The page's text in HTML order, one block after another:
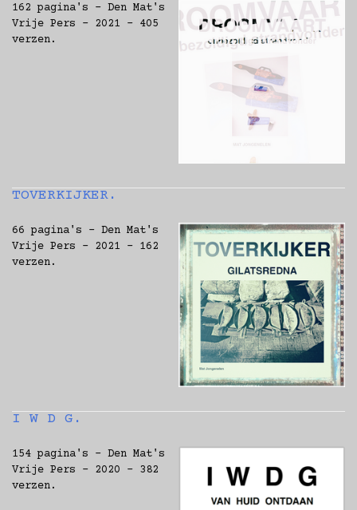
162 pagina's - Den Mat's
Vrije Pers - 2021 - 405
verzen.
TOVERKIJKER.
66 pagina's - Den Mat's
Vrije Pers - 2021 - 162
verzen.
I W D G.
154 pagina's - Den Mat's
Vrije Pers - 2020 - 382
verzen.